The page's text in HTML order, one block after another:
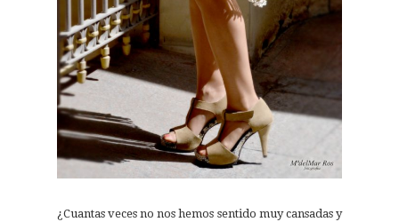
¿Cuantas veces no nos hemos sentido muy cansadas y